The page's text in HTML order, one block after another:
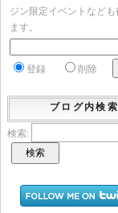
ジン限定イベントなども
ます。
登録 削除
ブログ内検索
検索: